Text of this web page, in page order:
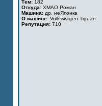
Тем: 182
Откуда: ХМАО Роман
Машина: др. неЯпонка
О машине: Volkswagen Tiguan
Репутация: 710